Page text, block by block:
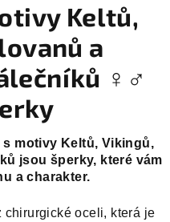
košík
Keltů,
a
♀️♂️
motivy Keltů, Vikingů,
jsou šperky, které vám
a charakter.
chirurgické oceli, která je